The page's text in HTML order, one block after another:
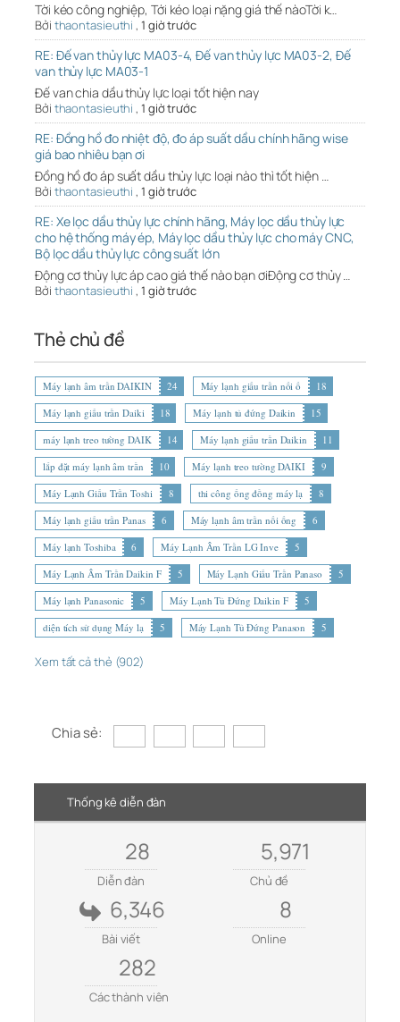
Tời kéo công nghiệp, Tới kéo loại nặng giá thế nàoTời k…
Bởi thaontasieuthi , 1 giờ trước
RE: Đế van thủy lực MA03-4, Đế van thủy lực MA03-2, Đế
van thủy lực MA03-1
Đế van chia dầu thủy lực loại tốt hiện nay
Bởi thaontasieuthi , 1 giờ trước
RE: Đồng hồ đo nhiệt độ, đo áp suất dầu chính hãng wise
giá bao nhiêu bạn ơi
Đồng hồ đo áp suất dầu thủy lực loại nào thì tốt hiện …
Bởi thaontasieuthi , 1 giờ trước
RE: Xe lọc dầu thủy lực chính hãng, Máy lọc dầu thủy lực
cho hệ thống máy ép, Máy lọc dầu thủy lực cho máy CNC,
Bộ lọc dầu thủy lực công suất lớn
Động cơ thủy lực áp cao giá thế nào bạn ơiĐộng cơ thủy …
Bởi thaontasieuthi , 1 giờ trước
Thẻ chủ đề
Máy lạnh âm trần DAIKIN 24 Máy lạnh giấu trần nối ố
18
Máy lạnh giấu trần Daiki
18 Máy lạnh tủ đứng Daikin
15
máy lạnh treo tường DAIK
14 Máy lạnh giấu trần Daikin
11
lắp đặt máy lạnh âm trần
10 Máy lạnh treo tường DAIKI
9
Máy Lạnh Giấu Trần Toshi
8 thi công ống đồng máy lạ
8
Máy lạnh giấu trần Panas
6 Máy lạnh âm trần nối ống
6
Máy lạnh Toshiba
6 Máy Lạnh Âm Trần LG Inve
5
Máy Lạnh Âm Trần Daikin F
5 Máy Lạnh Giấu Trần Panaso
5
Máy lạnh Panasonic
5 Máy Lạnh Tủ Đứng Daikin F
5
diện tích sử dụng Máy lạ
5 Máy Lạnh Tủ Đứng Panason 5
Xem tất cả thẻ (902)
Chia sẻ:
Thống kê diễn đàn
28
Diễn đàn
5,971
Chủ đề
6,346
Bài viết
8
Online
282
Các thành viên